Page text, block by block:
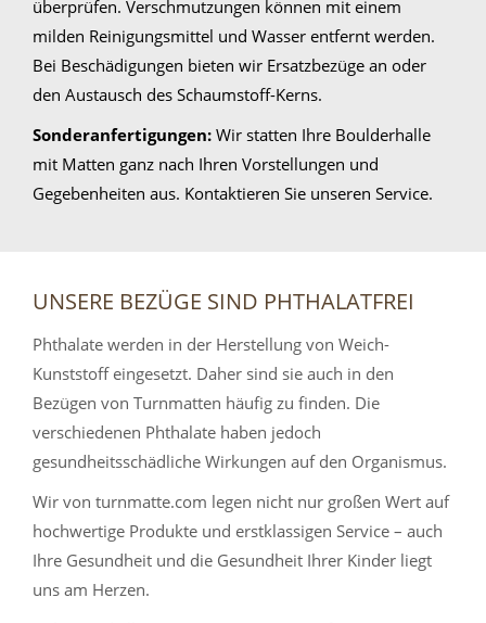
überprüfen. Verschmutzungen können mit einem
milden Reinigungsmittel und Wasser entfernt werden.
Bei Beschädigungen bieten wir Ersatzbezüge an oder
den Austausch des Schaumstoff-Kerns.
Sonderanfertigungen: Wir statten Ihre Boulderhalle
mit Matten ganz nach Ihren Vorstellungen und
Gegebenheiten aus. Kontaktieren Sie unseren Service.
UNSERE BEZÜGE SIND PHTHALATFREI
Phthalate werden in der Herstellung von Weich-
Kunststoff eingesetzt. Daher sind sie auch in den
Bezügen von Turnmatten häufig zu finden. Die
verschiedenen Phthalate haben jedoch
gesundheitsschädliche Wirkungen auf den Organismus.
Wir von turnmatte.com legen nicht nur großen Wert auf
hochwertige Produkte und erstklassigen Service – auch
Ihre Gesundheit und die Gesundheit Ihrer Kinder liegt
uns am Herzen.